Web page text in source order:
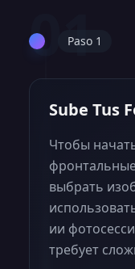
01
Paso 1
Sube Tus
Чтобы
выбрать
ии
требует